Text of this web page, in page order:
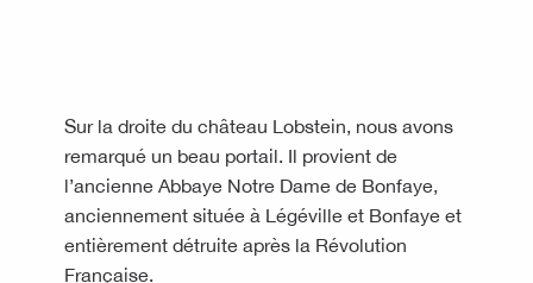
Sur la droite du château Lobstein, nous avons
remarqué un beau portail. Il provient de
l’ancienne Abbaye Notre Dame de Bonfaye,
anciennement située à Légéville et Bonfaye et
entièrement détruite après la Révolution
Française.